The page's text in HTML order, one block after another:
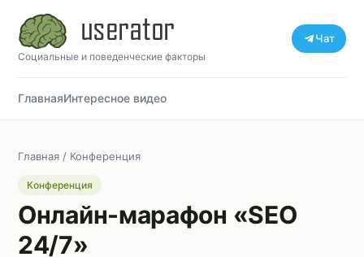
Социальные и поведенческие факторы
Чат
ГлавнаяИнтересное видео
Главная / Конференция
Конференция
Онлайн-марафон «SEO
24/7»